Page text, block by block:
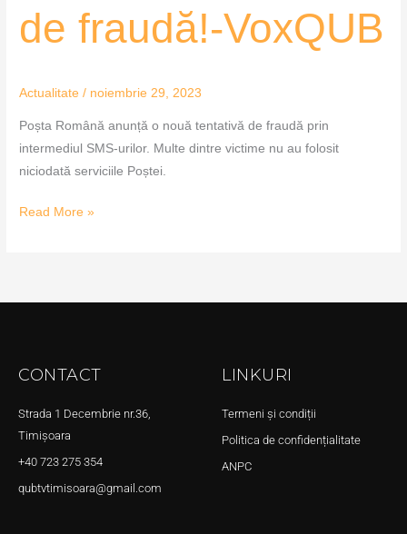
de fraudă!-VoxQUB
Actualitate / noiembrie 29, 2023
Poșta Română anunță o nouă tentativă de fraudă prin
intermediul SMS-urilor. Multe dintre victime nu au folosit
niciodată serviciile Poștei.
campanie
de
VoxQUB
Read More »
CONTACT
Strada 1 Decembrie nr.36,
Timișoara
+40 723 275 354
qubtvtimisoara@gmail.com
LINKURI
Termeni și condiții
Politica de confidențialitate
ANPC